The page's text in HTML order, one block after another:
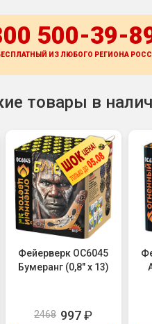
500-39-
ИЗ ЛЮБОГО РЕГИОНА
товары в
Фейерверк ОС6045
Бумеранг (0,8" х 13)
2468 997₽